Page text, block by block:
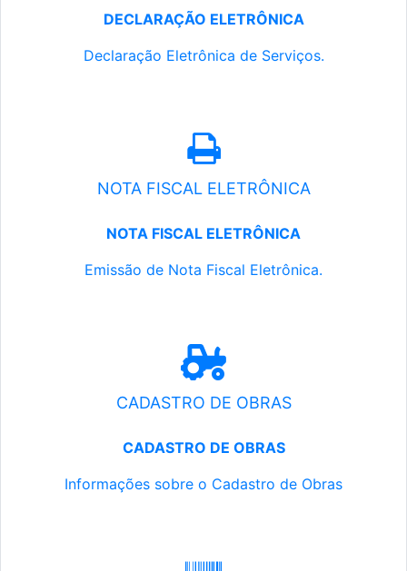
DECLARAÇÃO ELETRÔNICA
Declaração Eletrônica de Serviços.
NOTA FISCAL ELETRÔNICA
NOTA FISCAL ELETRÔNICA
Emissão de Nota Fiscal Eletrônica.
CADASTRO DE OBRAS
CADASTRO DE OBRAS
Informações sobre o Cadastro de Obras